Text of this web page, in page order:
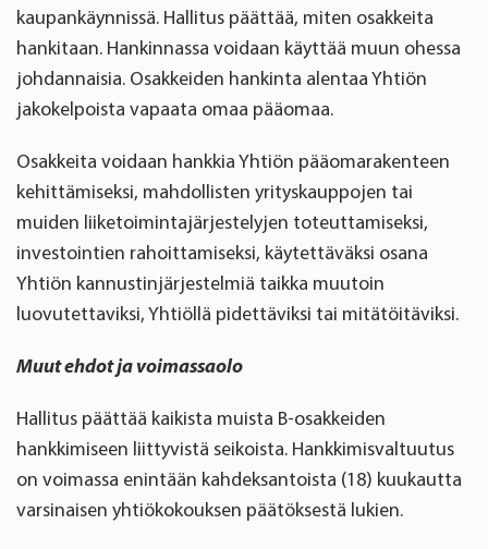
kaupankäynnissä. Hallitus päättää, miten osakkeita
hankitaan. Hankinnassa voidaan käyttää muun ohessa
johdannaisia. Osakkeiden hankinta alentaa Yhtiön
jakokelpoista vapaata omaa pääomaa.
Osakkeita voidaan hankkia Yhtiön pääomarakenteen
kehittämiseksi, mahdollisten yrityskauppojen tai
muiden liiketoimintajärjestelyjen toteuttamiseksi,
investointien rahoittamiseksi, käytettäväksi osana
Yhtiön kannustinjärjestelmiä taikka muutoin
luovutettaviksi, Yhtiöllä pidettäviksi tai mitätöitäviksi.
Muut ehdot ja voimassaolo
Hallitus päättää kaikista muista B-osakkeiden
hankkimiseen liittyvistä seikoista. Hankkimisvaltuutus
on voimassa enintään kahdeksantoista (18) kuukautta
varsinaisen yhtiökokouksen päätöksestä lukien.